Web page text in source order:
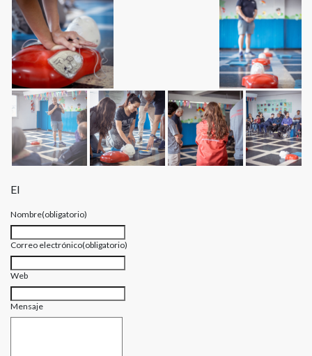
El
Nombre(obligatorio)
Correo electrónico(obligatorio)
Web
Mensaje